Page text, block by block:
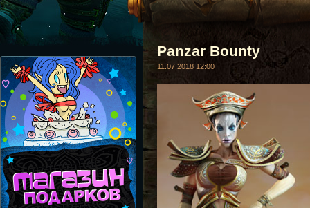
Panzar Bounty
11.07.2018 12:00